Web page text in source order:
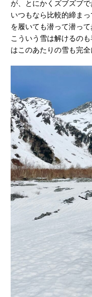
が、とにかくズブズブ
いつもなら比較的締ま
を履いても潜って潜っ
こういう雪は解けるの
はこのあたりの雪も完